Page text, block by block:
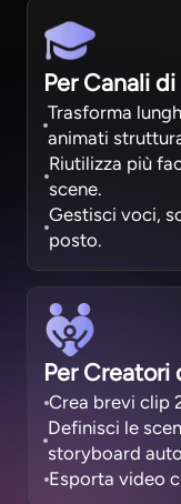
Per Canali
Trasforma
animati
Riutilizza più
scene.
Gestisci voci,
posto.
Per Creatori
Crea brevi clip
Definisci le
storyboard
Esporta video